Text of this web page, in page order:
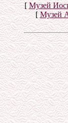
[ Музей
[Музей